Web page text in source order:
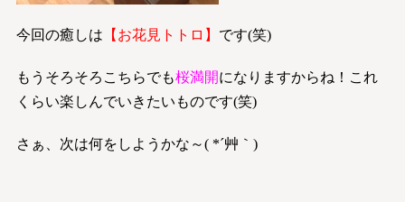
今回の癒しは 【お花見トトロ】 です(笑)
もうそろそろこちらでも桜満開になりますからね！これ
くらい楽しんでいきたいものです(笑)
さぁ、次は何をしようかな～( *´艸｀)